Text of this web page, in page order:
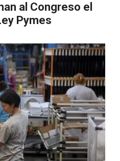
al Congreso el
Pymes